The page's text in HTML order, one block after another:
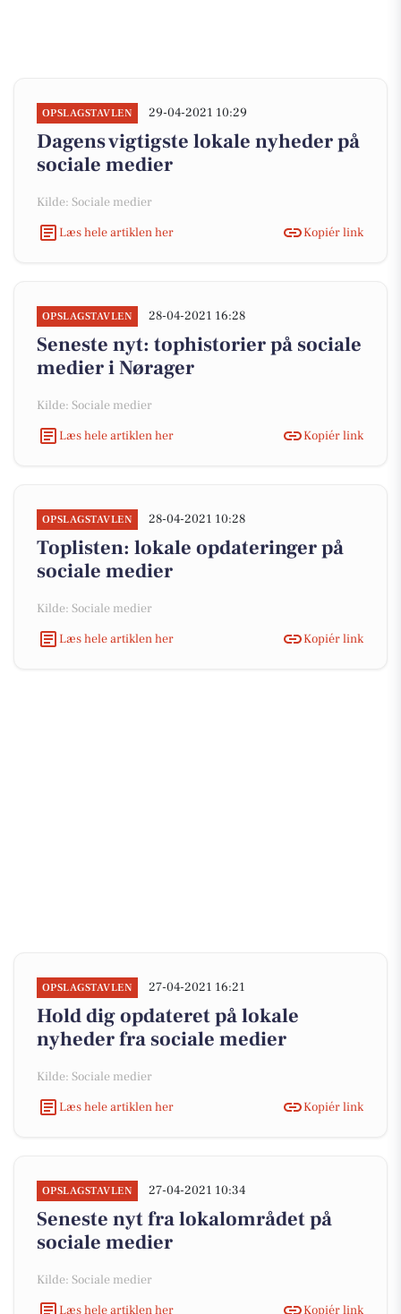
OPSLAGSTAVLEN 29-04-2021 10:29
Dagens vigtigste lokale nyheder på
sociale medier
Kilde: Sociale medier
Læs hele artiklen her
Kopiér link
OPSLAGSTAVLEN 28-04-2021 16:28
Seneste nyt: tophistorier på sociale
medier i Nørager
Kilde: Sociale medier
Læs hele artiklen her
Kopiér link
OPSLAGSTAVLEN 28-04-2021 10:28
Toplisten: lokale opdateringer på
sociale medier
Kilde: Sociale medier
Læs hele artiklen her
Kopiér link
OPSLAGSTAVLEN 27-04-2021 16:21
Hold dig opdateret på lokale
nyheder fra sociale medier
Kilde: Sociale medier
Læs hele artiklen her
Kopiér link
OPSLAGSTAVLEN 27-04-2021 10:34
Seneste nyt fra lokalområdet på
sociale medier
Kilde: Sociale medier
Læs hele artiklen her
Kopiér link